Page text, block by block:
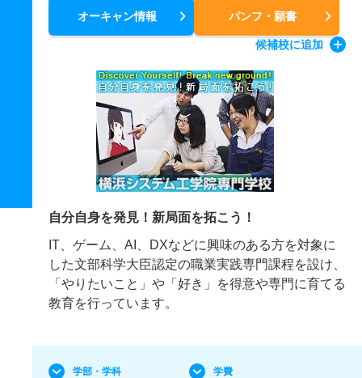
オーキャン情報 パンフ・願書
候補校に追加
自分自身を発見！新局面を拓こう！
IT、ゲーム、AI、DXなどに興味のある方を対象に
した文部科学大臣認定の職業実践専門課程を設け、
「やりたいこと」や「好き」を得意や専門に育てる
教育を行っています。
学部・学科
学費